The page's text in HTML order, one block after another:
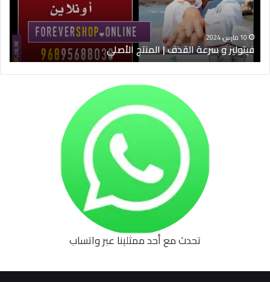
الأصلي
10 مارس، 2024
فيتوليز و سرعة القذف | المنتج الأصلي
تحدث مع أحد ممثلينا عبر واتساب